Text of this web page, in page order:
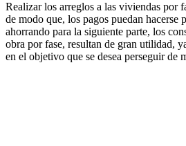
Realizar los arreglos a las viviendas por
de modo que, los pagos puedan hacerse
ahorrando para la siguiente parte, los
obra por fase, resultan de gran utilidad,
en el objetivo que se desea perseguir de